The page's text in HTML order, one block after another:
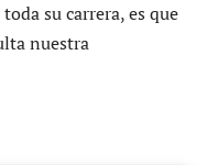
su carrera, es que
nuestra